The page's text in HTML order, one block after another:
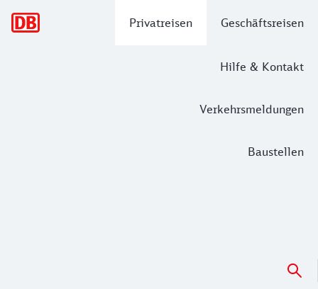
Privatreisen Geschäftsreisen
Hilfe & Kontakt
Verkehrsmeldungen
Baustellen